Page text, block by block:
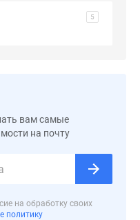
5
вам самые
на почту
на обработку своих
политику